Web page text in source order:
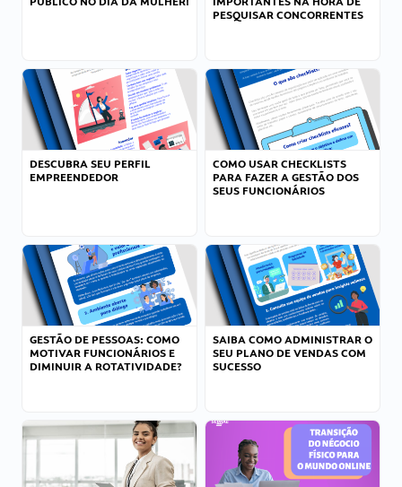
PESQUISAR CONCORRENTES
DESCUBRA SEU PERFIL
EMPREENDEDOR
COMO USAR CHECKLISTS
PARA FAZER A GESTÃO DOS
SEUS FUNCIONÁRIOS
GESTÃO DE PESSOAS: COMO
MOTIVAR FUNCIONÁRIOS E
DIMINUIR A ROTATIVIDADE?
SAIBA COMO ADMINISTRAR O
SEU PLANO DE VENDAS COM
SUCESSO